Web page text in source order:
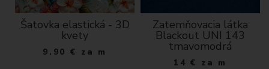
Šatovka elastická - 3D
kvety
9.90 € za m
Zatemňovacia látka
Blackout UNI 143
tmavomodrá
14 € za m